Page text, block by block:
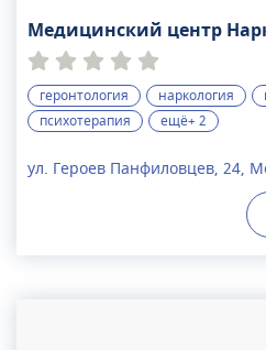
Медицинский центр
геронтология наркология
психотерапия
ещё+ 2
ул. Героев Панфиловцев, 24,